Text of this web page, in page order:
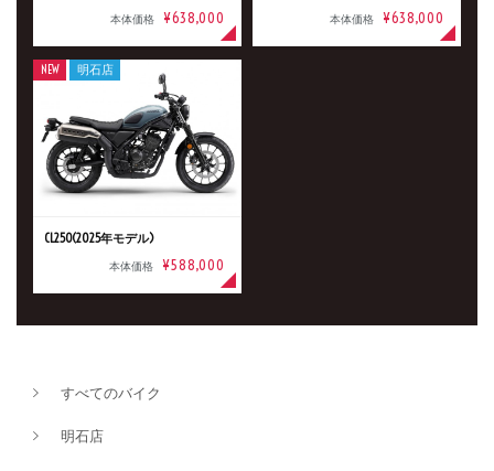
本体価格 ¥638,000 本体価格 ¥638,000
CL250(2025年モデル)
本体価格 ¥588,000
NEW 明石店
すべてのバイク
明石店
新車
明石店